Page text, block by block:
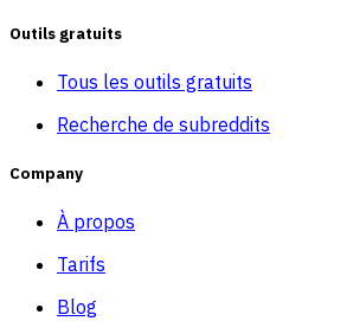
Outils gratuits
Tous les outils gratuits
Recherche de subreddits
Company
À propos
Tarifs
Blog